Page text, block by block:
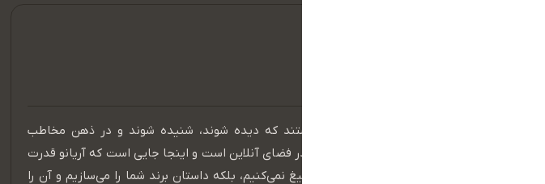
در عصر دیجیتال، برندهایی موفق هستند که دیده شوند، شنیده شوند و در ذهن مخاطب
بمانند. دنیای امروز، دنیای حضور مؤثر در فضای آنلاین است و اینجا جایی است که آریانو قدرت
واقعی خود را نشان می‌دهد. ما فقط تبلیغ نمی‌کنیم، بلکه داستان برند شما را می‌سازیم و آن را